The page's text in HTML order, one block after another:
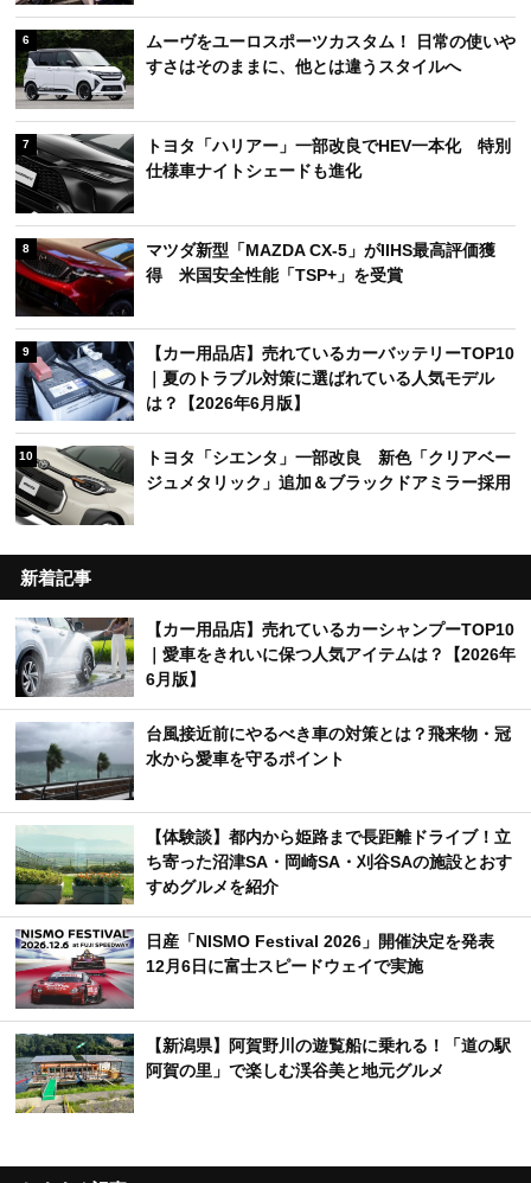
6
ムーヴをユーロスポーツカスタム！ 日常の使いや
すさはそのままに、他とは違うスタイルへ
7
トヨタ「ハリアー」一部改良でHEV一本化 特別
仕様車ナイトシェードも進化
8
マツダ新型「MAZDA CX-5」がIIHS最高評価獲
得 米国安全性能「TSP+」を受賞
9
【カー用品店】売れているカーバッテリーTOP10
｜夏のトラブル対策に選ばれている人気モデル
は？【2026年6月版】
10
トヨタ「シエンタ」一部改良 新色「クリアベー
ジュメタリック」追加＆ブラックドアミラー採用
新着記事
【カー用品店】売れているカーシャンプーTOP10
｜愛車をきれいに保つ人気アイテムは？【2026年
6月版】
台風接近前にやるべき車の対策とは？飛来物・冠
水から愛車を守るポイント
【体験談】都内から姫路まで長距離ドライブ！立
ち寄った沼津SA・岡崎SA・刈谷SAの施設とおす
すめグルメを紹介
日産「NISMO Festival 2026」開催決定を発表
12月6日に富士スピードウェイで実施
【新潟県】阿賀野川の遊覧船に乗れる！「道の駅
阿賀の里」で楽しむ渓谷美と地元グルメ